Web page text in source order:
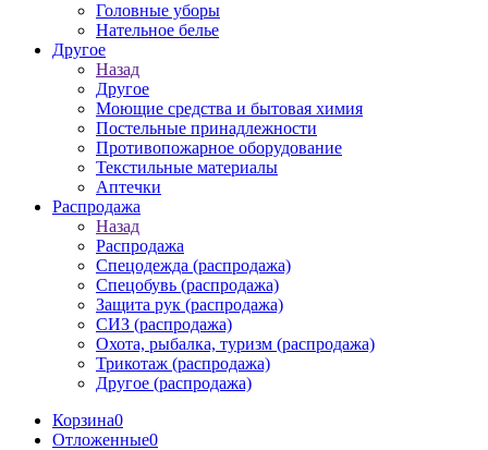
Головные уборы
Нательное белье
Другое
Назад
Другое
Моющие средства и бытовая химия
Постельные принадлежности
Противопожарное оборудование
Текстильные материалы
Аптечки
Распродажа
Назад
Распродажа
Спецодежда (распродажа)
Спецобувь (распродажа)
Защита рук (распродажа)
СИЗ (распродажа)
Охота, рыбалка, туризм (распродажа)
Трикотаж (распродажа)
Другое (распродажа)
Корзина0
Отложенные0